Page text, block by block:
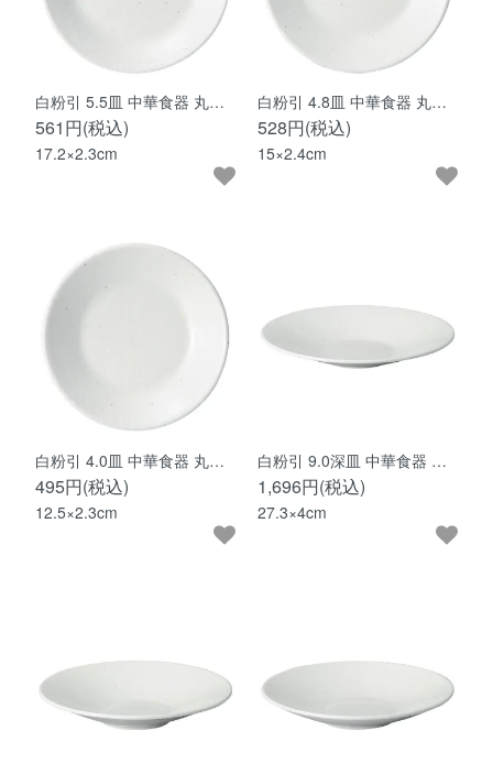
白粉引 5.5皿 中華食器 丸…
561円(税込)
17.2×2.3cm
白粉引 4.8皿 中華食器 丸…
528円(税込)
15×2.4cm
白粉引 4.0皿 中華食器 丸…
495円(税込)
12.5×2.3cm
白粉引 9.0深皿 中華食器 …
1,696円(税込)
27.3×4cm